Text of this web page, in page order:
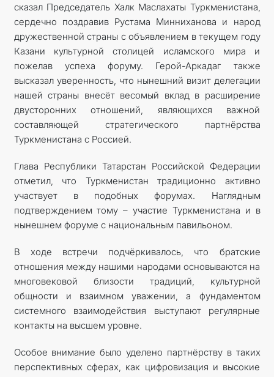
сказал Председатель Халк Маслахаты Туркменистана,
сердечно поздравив Рустама Минниханова и народ
дружественной страны с объявлением в текущем году
Казани культурной столицей исламского мира и
пожелав успеха форуму. Герой-Аркадаг также
высказал уверенность, что нынешний визит делегации
нашей страны внесёт весомый вклад в расширение
двусторонних отношений, являющихся важной
составляющей стратегического партнёрства
Туркменистана с Россией.
Глава Республики Татарстан Российской Федерации
отметил, что Туркменистан традиционно активно
участвует в подобных форумах. Наглядным
подтверждением тому – участие Туркменистана и в
нынешнем форуме с национальным павильоном.
В ходе встречи подчёркивалось, что братские
отношения между нашими народами основываются на
многовековой близости традиций, культурной
общности и взаимном уважении, а фундаментом
системного взаимодействия выступают регулярные
контакты на высшем уровне.
Особое внимание было уделено партнёрству в таких
перспективных сферах, как цифровизация и высокие